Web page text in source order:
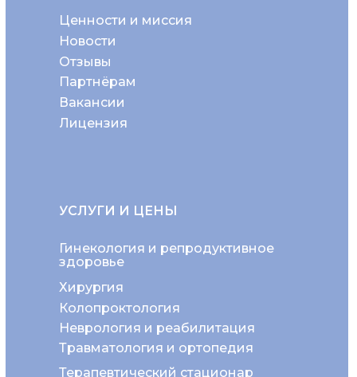
Ценности и миссия
Новости
Отзывы
Партнёрам
Вакансии
Лицензия
Неврология и реабилитация
Колопроктология
Хирургия
Гинекология и репродуктивное
здоровье
Травматология и ортопедия
Терапевтический стационар
УСЛУГИ И ЦЕНЫ